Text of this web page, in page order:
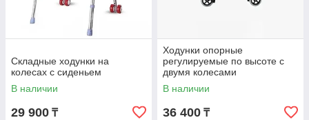
Складные ходунки на
колесах с сиденьем
В наличии
29 900 ₸
Ходунки опорные
регулируемые по высоте с
двумя колесами
В наличии
36 400 ₸